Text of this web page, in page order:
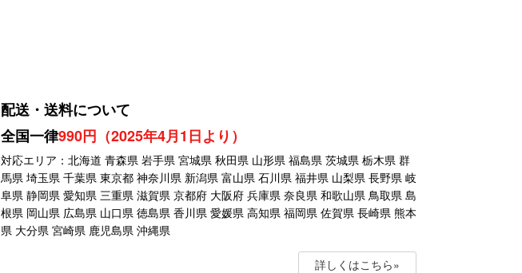
配送・送料について
全国一律990円（2025年4月1日より）
対応エリア：北海道 青森県 岩手県 宮城県 秋田県 山形県 福島県 茨城県 栃木県 群
馬県 埼玉県 千葉県 東京都 神奈川県 新潟県 富山県 石川県 福井県 山梨県 長野県 岐
阜県 静岡県 愛知県 三重県 滋賀県 京都府 大阪府 兵庫県 奈良県 和歌山県 鳥取県 島
根県 岡山県 広島県 山口県 徳島県 香川県 愛媛県 高知県 福岡県 佐賀県 長崎県 熊本
県 大分県 宮崎県 鹿児島県 沖縄県
詳しくはこちら»